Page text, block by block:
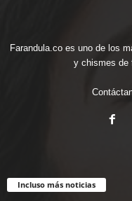
Farandula.co es uno de los
y chismes de
Incluso más noticias